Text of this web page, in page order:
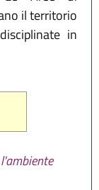
il territorio
in